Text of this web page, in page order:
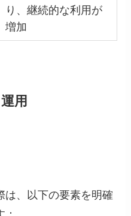
り、継続的な利用が
増加
用
は、以下の要素を明確